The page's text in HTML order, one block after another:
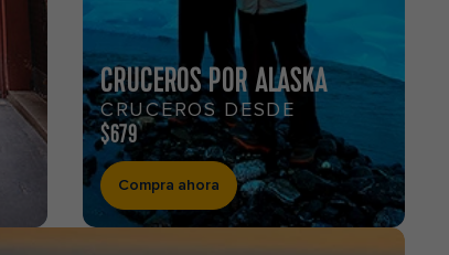
CRUCEROS POR ALASKA
CRUCEROS DESDE
$679
Compra ahora